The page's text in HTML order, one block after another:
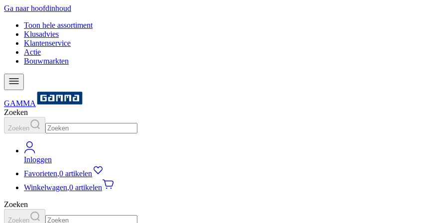
Ga naar hoofdinhoud
Toon hele assortiment
Klusadvies
Klantenservice
Actie
Bouwmarkten
GAMMA
Zoeken
Zoeken
Inloggen
Favorieten,0 artikelen
Winkelwagen,0 artikelen
Zoeken
Zoeken